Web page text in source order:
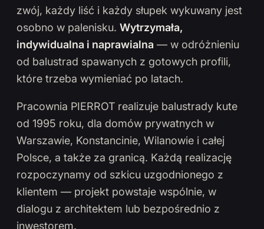
zwój, każdy liść i każdy słupek wykuwany jest
osobno w palenisku. Wytrzymała,
indywidualna i naprawialna — w odróżnieniu
od balustrad spawanych z gotowych profili,
które trzeba wymieniać po latach.
Pracownia PIERROT realizuje balustrady kute
od 1995 roku, dla domów prywatnych w
Warszawie, Konstancinie, Wilanowie i całej
Polsce, a także za granicą. Każdą realizację
rozpoczynamy od szkicu uzgodnionego z
klientem — projekt powstaje wspólnie, w
dialogu z architektem lub bezpośrednio z
inwestorem.